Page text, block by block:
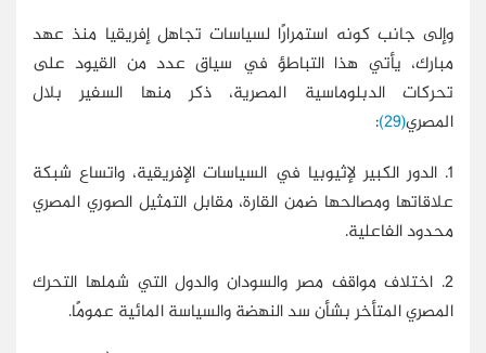
وإلى جانب كونه استمرارًا لسياسات تجاهل إفريقيا منذ عهد
مبارك، يأتي هذا التباطؤ في سياق عدد من القيود على
تحركات الدبلوماسية المصرية، ذكر منها السفير بلال
المصري(29)
:
1. الدور الكبير لإثيوبيا في السياسات الإفريقية، واتساع شبكة
علاقاتها ومصالحها ضمن القارة، مقابل التمثيل الصوري المصري
محدود الفاعلية.
2. اختلاف مواقف مصر والسودان والدول التي شملها التحرك
المصري المتأخر بشأن سد النهضة والسياسة المائية عمومًا.